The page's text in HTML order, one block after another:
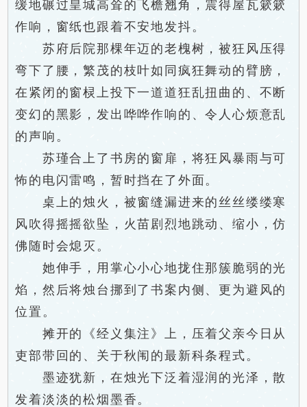
缓地碾过皇城高耸的飞檐翘角，震得屋瓦簌簌
作响，窗纸也跟着不安地发抖。
苏府后院那棵年迈的老槐树，被狂风压得
弯下了腰，繁茂的枝叶如同疯狂舞动的臂膀，
在紧闭的窗棂上投下一道道狂乱扭曲的、不断
变幻的黑影，发出哗哗作响的、令人心烦意乱
的声响。
苏瑾合上了书房的窗扉，将狂风暴雨与可
怖的电闪雷鸣，暂时挡在了外面。
桌上的烛火，被窗缝漏进来的丝丝缕缕寒
风吹得摇摇欲坠，火苗剧烈地跳动、缩小，仿
佛随时会熄灭。
她伸手，用掌心小心地拢住那簇脆弱的光
焰，然后将烛台挪到了书案内侧、更为避风的
位置。
摊开的《经义集注》上，压着父亲今日从
吏部带回的、关于秋闱的最新科条程式。
墨迹犹新，在烛光下泛着湿润的光泽，散
发着淡淡的松烟墨香。